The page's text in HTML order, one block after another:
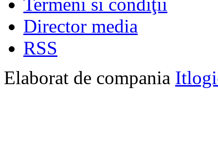
Termeni si condiţii
Director media
RSS
Elaborat de compania